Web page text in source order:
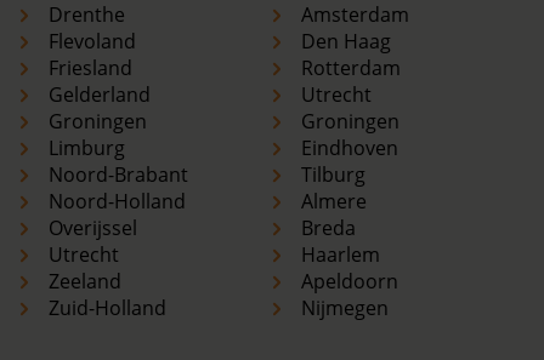
Drenthe
Flevoland
Friesland
Gelderland
Groningen
Limburg
Noord-Brabant
Noord-Holland
Overijssel
Utrecht
Zeeland
Zuid-Holland
Amsterdam
Den Haag
Rotterdam
Utrecht
Groningen
Eindhoven
Tilburg
Almere
Breda
Haarlem
Apeldoorn
Nijmegen